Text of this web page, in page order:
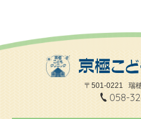
〒501-0221 瑞
058-